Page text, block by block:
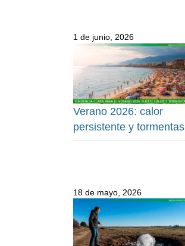
1 de junio, 2026
Verano 2026: calor
persistente y tormentas
18 de mayo, 2026